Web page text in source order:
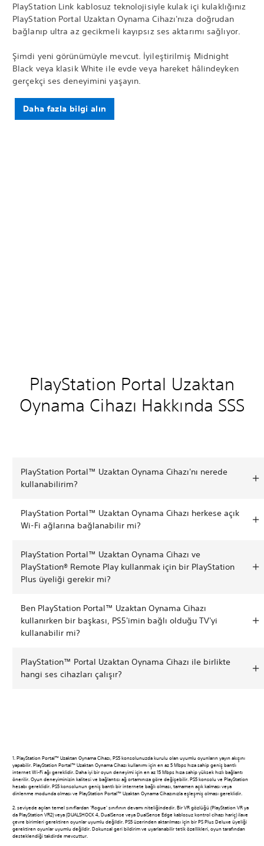
PlayStation Link kablosuz teknolojisiyle kulak içi kulaklığınız
PlayStation Portal Uzaktan Oynama Cihazı'nıza doğrudan
bağlanıp ultra az gecikmeli kayıpsız ses aktarımı sağlıyor.
Şimdi yeni görünümüyle mevcut. İyileştirilmiş Midnight
Black veya klasik White ile evde veya hareket hâlindeyken
gerçekçi ses deneyimini yaşayın.
Daha fazla bilgi alın
PlayStation Portal Uzaktan
Oynama Cihazı Hakkında SSS
PlayStation Portal™ Uzaktan Oynama Cihazı'nı nerede
kullanabilirim?
PlayStation Portal™ Uzaktan Oynama Cihazı herkese açık
Wi-Fi ağlarına bağlanabilir mi?
PlayStation Portal™ Uzaktan Oynama Cihazı ve
PlayStation® Remote Play kullanmak için bir PlayStation
Plus üyeliği gerekir mi?
Ben PlayStation Portal™ Uzaktan Oynama Cihazı
kullanırken bir başkası, PS5'imin bağlı olduğu TV'yi
kullanabilir mi?
PlayStation™ Portal Uzaktan Oynama Cihazı ile birlikte
hangi ses cihazları çalışır?
1. PlayStation Portal™ Uzaktan Oynama Cihazı, PS5 konsolunuzda kurulu olan uyumlu oyunların yayın akışını
yapabilir. PlayStation Portal™ Uzaktan Oynama Cihazı kullanımı için en az 5 Mbps hıza sahip geniş bantlı
internet Wi-Fi ağı gereklidir. Daha iyi bir oyun deneyimi için en az 15 Mbps hıza sahip yüksek hızlı bağlantı
önerilir. Oyun deneyiminizin kalitesi ve bağlantısı ağ ortamınıza göre değişebilir. PS5 konsolu ve PlayStation
hesabı gereklidir. PS5 konsolunun geniş bantlı bir internete bağlı olması, tamamen açık kalması veya
dinlenme modunda olması ve PlayStation Portal™ Uzaktan Oynama Cihazınızla eşleşmiş olması gereklidir.
2. seviyede açılan temel sınıflardan 'Rogue' sınıfının devamı niteliğindedir. Bir VR gözlüğü (PlayStation VR ya
da PlayStation VR2) veya (DUALSHOCK 4, DualSense veya DualSense Edge kablosuz kontrol cihazı hariç) ilave
çevre birimleri gerektiren oyunlar uyumlu değildir. PS5 üzerinden aktarılması için bir PS Plus Deluxe üyeliği
gerektiren oyunlar uyumlu değildir. Dokunsal geri bildirim ve uyarlanabilir tetik özellikleri, oyun tarafından
desteklendiği takdirde mevcuttur.